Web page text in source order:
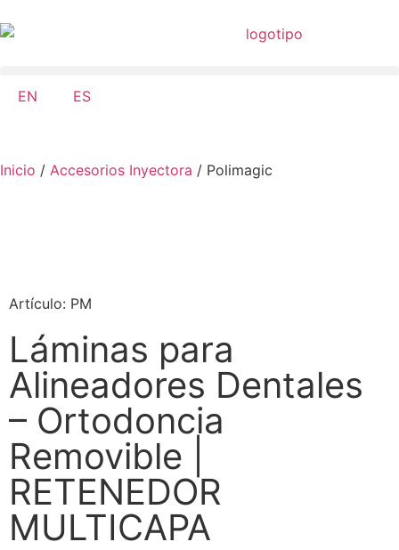
EN ES
Inicio / Accesorios Inyectora / Polimagic
Artículo: PM
Láminas para
Alineadores Dentales
– Ortodoncia
Removible |
RETENEDOR
MULTICAPA